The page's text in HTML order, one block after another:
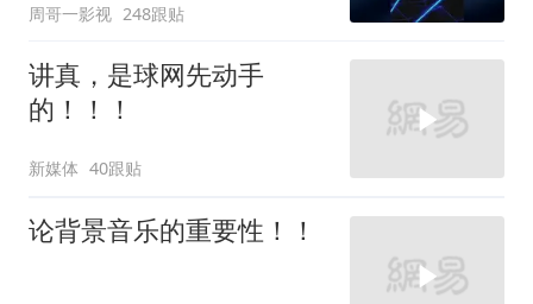
周哥一影视 248跟贴
讲真，是球网先动手
的！！！
新媒体 40跟贴
论背景音乐的重要性！！